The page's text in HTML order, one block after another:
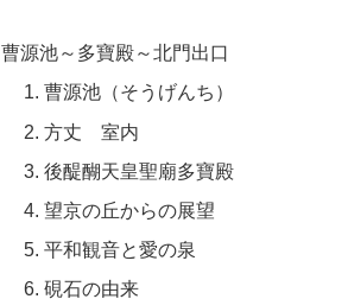
曹源池～多寶殿～北門出口
曹源池（そうげんち）
方丈 室内
後醍醐天皇聖廟多寶殿
望京の丘からの展望
平和観音と愛の泉
硯石の由来